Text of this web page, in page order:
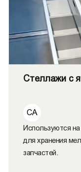
Стеллажи с
СА
Используются
для хранения
запчастей.